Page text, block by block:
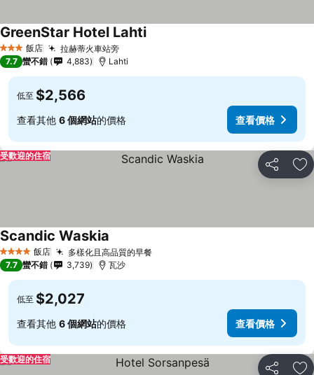
3 星級 飯店 拉赫蒂火車站旁
GreenStar Hotel Lahti
7.7 蠻不錯 4,883 Lahti
低至 $2,566
查看其他 6 個網站的價格 查看價格
分享 加
受歡迎的住宿
4 星級 飯店 多樣化且高品質的早餐
Scandic Waskia
7.7 蠻不錯 3,739 瓦沙
低至 $2,027
查看其他 6 個網站的價格 查看價格
受歡迎的住宿